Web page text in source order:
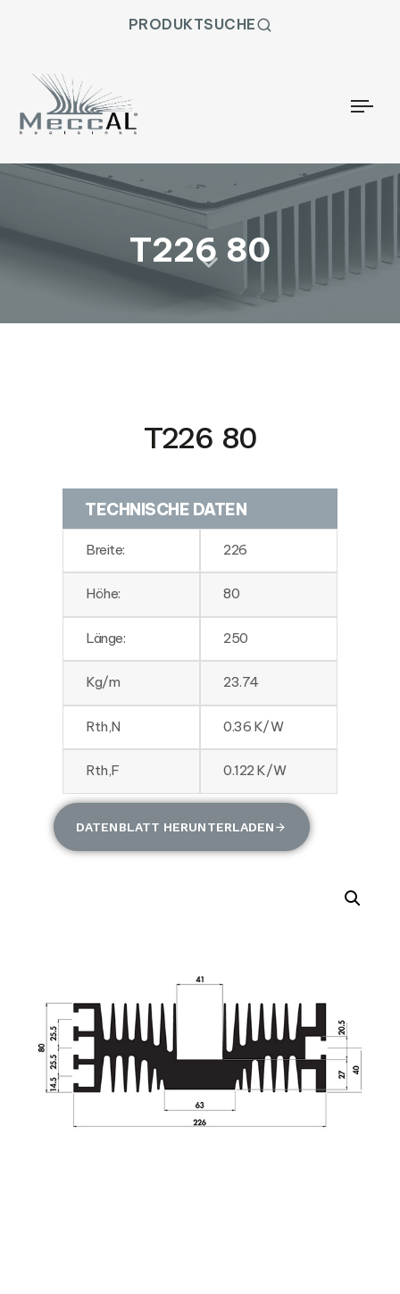
PRODUKTSUCHE
T226 80
T226 80
TECHNISCHE DATEN
Breite: 226
Höhe: 80
Länge: 250
Kg/m 23.74
Rth,N 0.36 K/W
Rth,F 0.122 K/W
DATENBLATT HERUNTERLADEN